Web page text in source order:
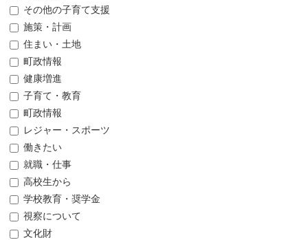
その他の子育て支援
施策・計画
住まい・土地
町政情報
健康増進
子育て・教育
町政情報
レジャー・スポーツ
働きたい
就職・仕事
高校生から
学校教育・奨学金
視察について
文化財